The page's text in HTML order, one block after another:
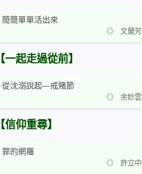
簡簡單單活出來
◎ 文蘭芳
【一起走過從前】
從沈溺說起—戒賭節
◎ 余妙雲
【信仰重尋】
罪的網羅
◎ 許立中